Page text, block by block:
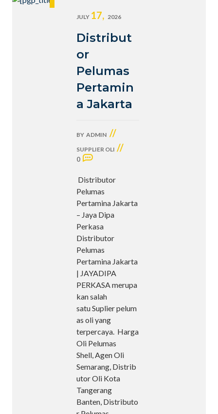
JULY 17, 2026
Distribut
or
Pelumas
Pertamin
a Jakarta
BY ADMIN //
SUPPLIER OLI //
0
Distributor
Pelumas
Pertamina Jakarta
– Jaya Dipa
Perkasa
Distributor
Pelumas
Pertamina Jakarta
| JAYADIPA
PERKASA merupa
kan salah
satu Suplier pelum
as oli yang
terpercaya. Harga
Oli Pelumas
Shell, Agen Oli
Semarang, Distrib
utor Oli Kota
Tangerang
Banten, Distributo